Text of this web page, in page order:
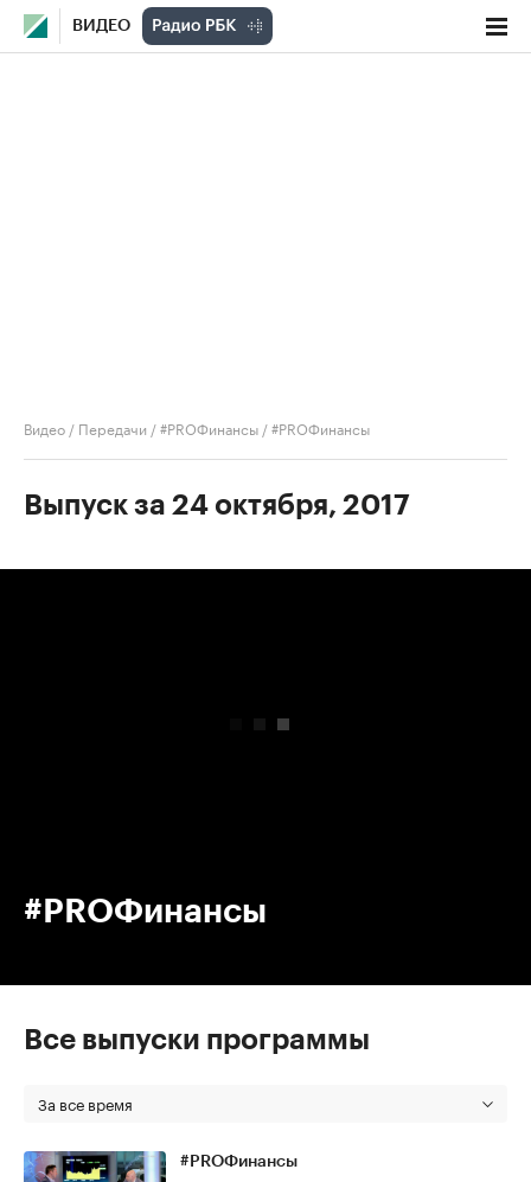
ВИДЕО
Видео / Передачи /#PROФинансы /#PROФинансы
Выпуск за 24 октября, 2017
#PROФинансы
Все выпуски программы
За все время
#PROФинансы